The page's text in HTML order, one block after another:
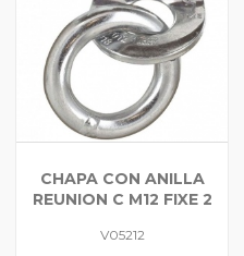
CHAPA CON ANILLA
REUNION C M12 FIXE 2
V05212